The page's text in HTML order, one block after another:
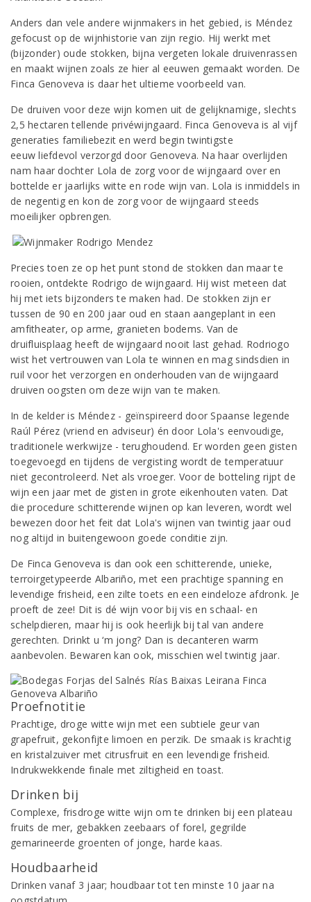
Anders dan vele andere wijnmakers in het gebied, is Méndez
gefocust op de wijnhistorie van zijn regio. Hij werkt met
(bijzonder) oude stokken, bijna vergeten lokale druivenrassen
en maakt wijnen zoals ze hier al eeuwen gemaakt worden. De
Finca Genoveva is daar het ultieme voorbeeld van.
De druiven voor deze wijn komen uit de gelijknamige, slechts
2,5 hectaren tellende privéwijngaard. Finca Genoveva is al vijf
generaties familiebezit en werd begin twintigste
eeuw liefdevol verzorgd door Genoveva. Na haar overlijden
nam haar dochter Lola de zorg voor de wijngaard over en
bottelde er jaarlijks witte en rode wijn van. Lola is inmiddels in
de negentig en kon de zorg voor de wijngaard steeds
moeilijker opbrengen.
Precies toen ze op het punt stond de stokken dan maar te
rooien, ontdekte Rodrigo de wijngaard. Hij wist meteen dat
hij met iets bijzonders te maken had. De stokken zijn er
tussen de 90 en 200 jaar oud en staan aangeplant in een
amfitheater, op arme, granieten bodems. Van de
druifluisplaag heeft de wijngaard nooit last gehad. Rodriogo
wist het vertrouwen van Lola te winnen en mag sindsdien in
ruil voor het verzorgen en onderhouden van de wijngaard
druiven oogsten om deze wijn van te maken.
In de kelder is Méndez - geïnspireerd door Spaanse legende
Raúl Pérez (vriend en adviseur) én door Lola's eenvoudige,
traditionele werkwijze - terughoudend. Er worden geen gisten
toegevoegd en tijdens de vergisting wordt de temperatuur
niet gecontroleerd. Net als vroeger. Voor de botteling rijpt de
wijn een jaar met de gisten in grote eikenhouten vaten. Dat
die procedure schitterende wijnen op kan leveren, wordt wel
bewezen door het feit dat Lola's wijnen van twintig jaar oud
nog altijd in buitengewoon goede conditie zijn.
De Finca Genoveva is dan ook een schitterende, unieke,
terroirgetypeerde Albariño, met een prachtige spanning en
levendige frisheid, een zilte toets en een eindeloze afdronk. Je
proeft de zee! Dit is dé wijn voor bij vis en schaal- en
schelpdieren, maar hij is ook heerlijk bij tal van andere
gerechten. Drinkt u ‘m jong? Dan is decanteren warm
aanbevolen. Bewaren kan ook, misschien wel twintig jaar.
Proefnotitie
Prachtige, droge witte wijn met een subtiele geur van
grapefruit, gekonfijte limoen en perzik. De smaak is krachtig
en kristalzuiver met citrusfruit en een levendige frisheid.
Indrukwekkende finale met ziltigheid en toast.
Drinken bij
Complexe, frisdroge witte wijn om te drinken bij een plateau
fruits de mer, gebakken zeebaars of forel, gegrilde
gemarineerde groenten of jonge, harde kaas.
Houdbaarheid
Drinken vanaf 3 jaar; houdbaar tot ten minste 10 jaar na